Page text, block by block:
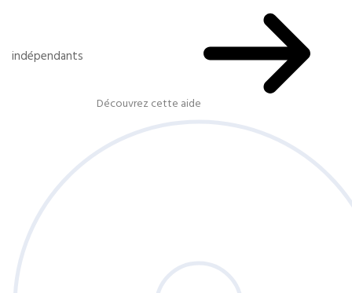
indépendants
Découvrez cette aide